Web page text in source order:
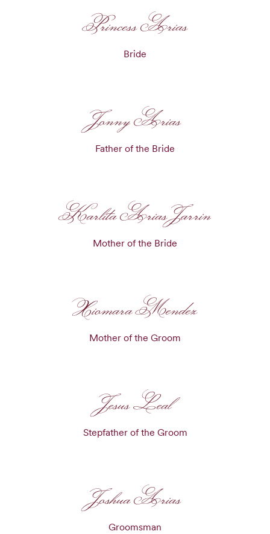
Princess Arias
Bride
Jonny Arias
Father of the Bride
Karlita Arias Jarrin
Mother of the Bride
Xiomara Mendez
Mother of the Groom
Jesus Leal
Stepfather of the Groom
Joshua Arias
Groomsman